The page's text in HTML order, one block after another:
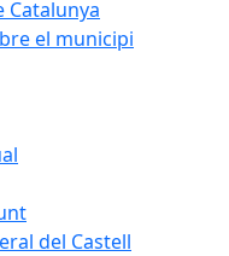
Catalunya
el municipi
del Castell